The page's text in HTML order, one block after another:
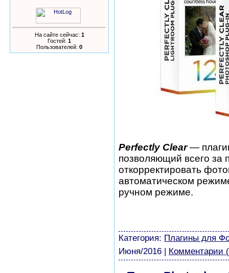
На сайте сейчас: 1
Гостей: 1
Пользователей: 0
Perfectly Clear—
позволяющий всего за
откорректировать
автоматическом
ручном режиме.
Категория: Плагины для
Июня/2016
Комментарии